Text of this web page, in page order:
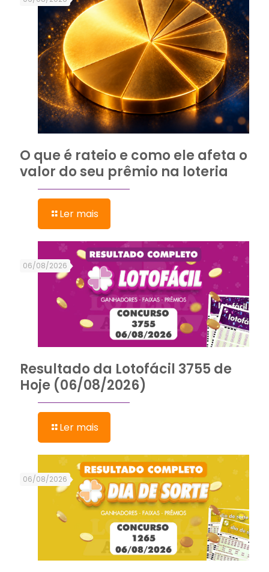
O que é rateio e como ele afeta o
valor do seu prêmio na loteria
Ler mais
06/08/2026
Resultado da Lotofácil 3755 de
Hoje (06/08/2026)
Ler mais
06/08/2026